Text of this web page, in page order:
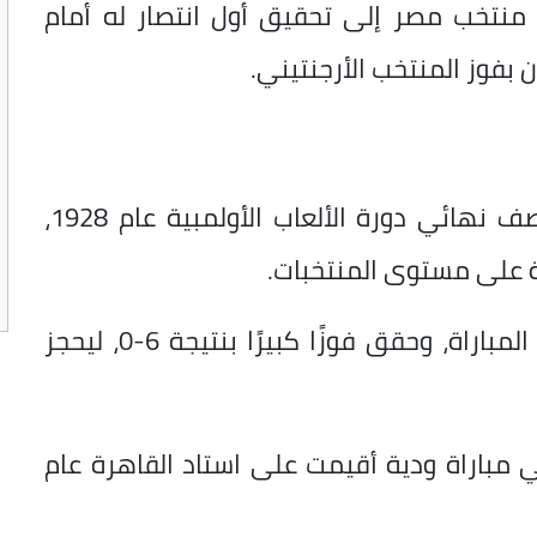
مصر إلى تحقيق أول انتصار له أمام
بفوز المنتخب الأرجنتيني.
كانت أول مواجهة بين المنتخبين في نصف نهائي دورة الألعاب الأولمبية عام 1928،
على مستوى المنتخبات.
وفرض المنتخب الأرجنتيني سيطرته على المباراة، وحقق فوزًا كبيرًا بنتيجة 6-0، ليحجز
في مباراة ودية أقيمت على استاد القاهرة عام